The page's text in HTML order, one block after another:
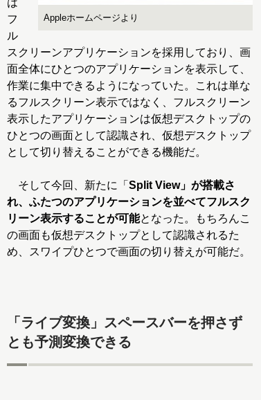
Appleホームページより
は
フ
ル
スクリーンアプリケーションを採用しており、画
面全体にひとつのアプリケーションを表示して、
作業に集中できるようになっていた。これは単な
るフルスクリーン表示ではなく、フルスクリーン
表示したアプリケーションは仮想デスクトップの
ひとつの画面として認識され、仮想デスクトップ
として切り替えることができる機能だ。
そして今回、新たに「 Split View」が搭載さ
れ、ふたつのアプリケーションを並べてフルスク
リーン表示することが可能となった。もちろんこ
の画面も仮想デスクトップとして認識されるた
め、スワイプひとつで画面の切り替えが可能だ。
「ライブ変換」スペースバーを押さず
とも予測変換できる